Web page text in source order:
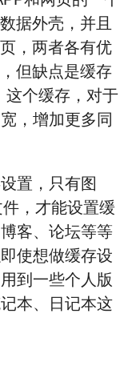
据外壳，并且
，两者各有优
但缺点是缓存
这个缓存，对于
，增加更多同
置，只有图
，才能设置缓
客、论坛等等
使想做缓存设
到一些个人版
本、日记本这